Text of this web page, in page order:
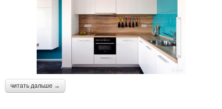
читать дальше →